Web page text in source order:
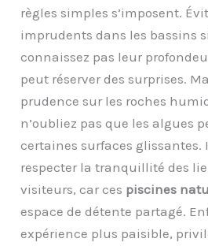
règles simples s’imposent.
imprudents dans les bassins
connaissez pas leur
peut réserver des surprises.
prudence sur les roches
n’oubliez pas que les algues
certaines surfaces glissantes.
respecter la tranquillité des
visiteurs, car ces piscines
espace de détente partagé.
expérience plus paisible,